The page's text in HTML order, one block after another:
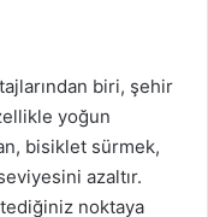
biri, şehir
yoğun
bisiklet sürmek,
azaltır.
noktaya